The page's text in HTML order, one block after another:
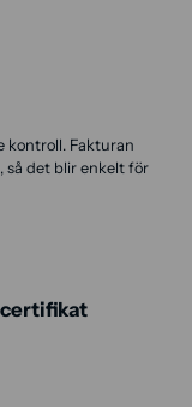
kontroll. Fakturan
så det blir enkelt för